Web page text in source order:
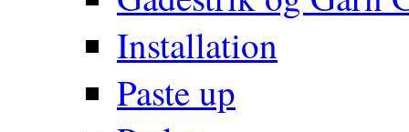
Installation
Paste up